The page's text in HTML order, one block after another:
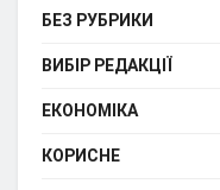
БЕЗ РУБРИКИ
ВИБІР РЕДАКЦІЇ
ЕКОНОМІКА
КОРИСНЕ